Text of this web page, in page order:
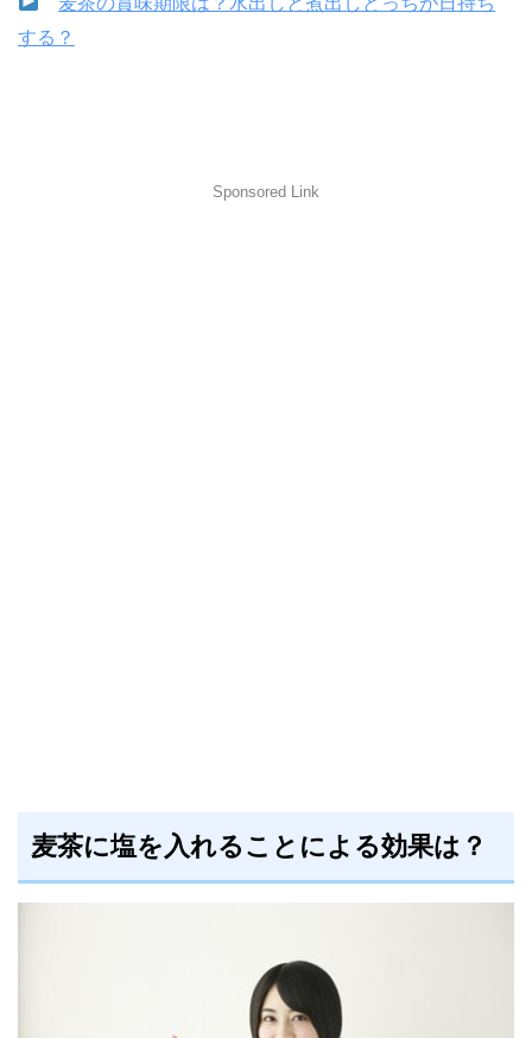
する？
Sponsored Link
麦茶に塩を入れることによる効果は？